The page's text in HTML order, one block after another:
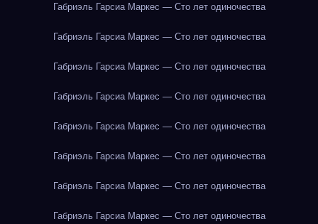
Габриэль Гарсиа Маркес — Сто лет одиночества
Габриэль Гарсиа Маркес — Сто лет одиночества
Габриэль Гарсиа Маркес — Сто лет одиночества
Габриэль Гарсиа Маркес — Сто лет одиночества
Габриэль Гарсиа Маркес — Сто лет одиночества
Габриэль Гарсиа Маркес — Сто лет одиночества
Габриэль Гарсиа Маркес — Сто лет одиночества
Габриэль Гарсиа Маркес — Сто лет одиночества